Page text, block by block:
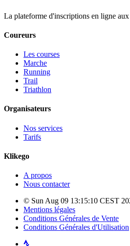
La plateforme d'inscriptions en ligne
Coureurs
Les courses
Marche
Running
Trail
Triathlon
Organisateurs
Nos services
Tarifs
Klikego
A propos
Nous contacter
© Sun Aug 09 13:15:10 CEST
Mentions légales
Conditions Générales de Vente
Conditions Générales d'Utilisation
Strava